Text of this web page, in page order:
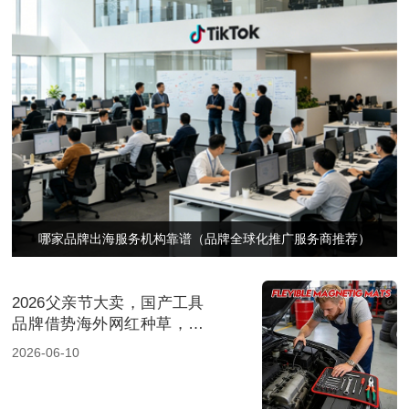
哪家品牌出海服务机构靠谱（品牌全球化推广服务商推荐）
2026父亲节大卖，国产工具
品牌借势海外网红种草，收
割欧美千万销量
2026-06-10